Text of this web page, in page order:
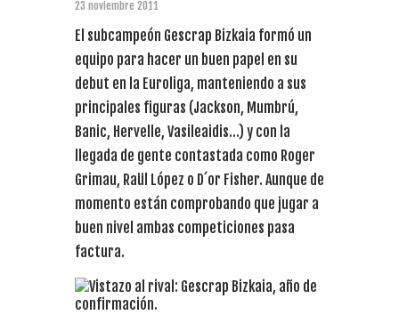
23 noviembre 2011
El subcampeón Gescrap Bizkaia formó un
equipo para hacer un buen papel en su
debut en la Euroliga, manteniendo a sus
principales figuras (Jackson, Mumbrú,
Banic, Hervelle, Vasileaidis…) y con la
llegada de gente contastada como Roger
Grimau, Raül López o D´or Fisher. Aunque de
momento están comprobando que jugar a
buen nivel ambas competiciones pasa
factura.